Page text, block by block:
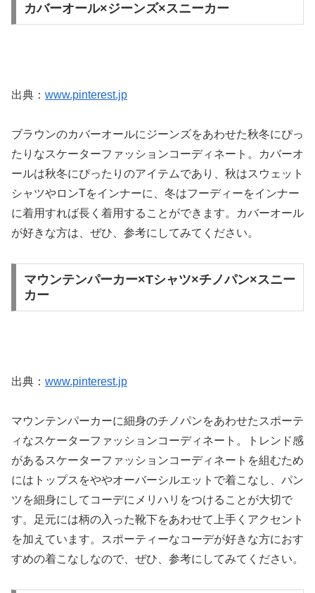
カバーオール×ジーンズ×スニーカー
出典： www.pinterest.jp
ブラウンのカバーオールにジーンズをあわせた秋冬にぴっ
たりなスケーターファッションコーディネート。カバーオ
ールは秋冬にぴったりのアイテムであり、秋はスウェット
シャツやロンTをインナーに、冬はフーディーをインナー
に着用すれば長く着用することができます。カバーオール
が好きな方は、ぜひ、参考にしてみてください。
マウンテンパーカー×Tシャツ×チノパン×スニー
カー
出典： www.pinterest.jp
マウンテンパーカーに細身のチノパンをあわせたスポーテ
ィなスケーターファッションコーディネート。トレンド感
があるスケーターファッションコーディネートを組むため
にはトップスをややオーバーシルエットで着こなし、パン
ツを細身にしてコーデにメリハリをつけることが大切で
す。足元には柄の入った靴下をあわせて上手くアクセント
を加えています。スポーティーなコーデが好きな方におす
すめの着こなしなので、ぜひ、参考にしてみてください。